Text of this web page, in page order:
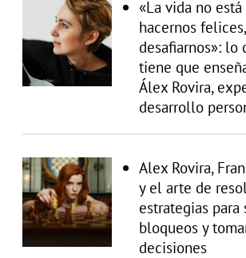
«La vida no
hacernos
desafiarnos»:
tiene que
Álex Rovira,
desarrollo
Alex Rovira,
y el arte de
estrategias para
bloqueos y
decisiones